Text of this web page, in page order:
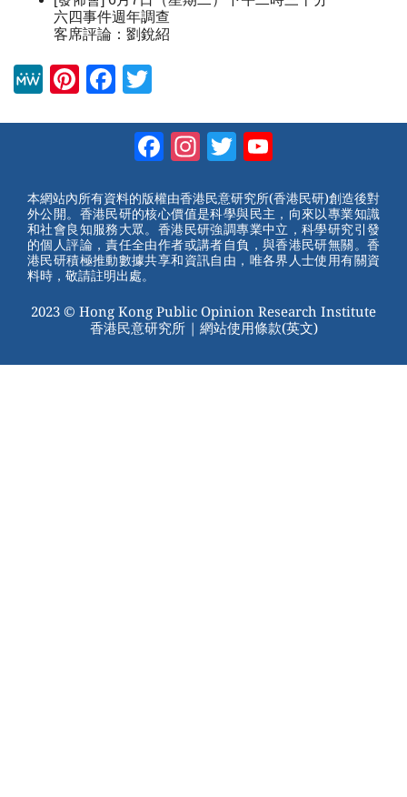
六四事件週年調查
客席評論：劉銳紹
M
Pi
st
F
b
o
o
k
tt
er
Facebook
Instagram
Twitter
本網站內所有資料的版權由香港民意研究所(香港民研)創造後對
外公開。香港民研的核心價值是科學與民主，向來以專業知識
和社會良知服務大眾。香港民研強調專業中立，科學研究引發
的個人評論，責任全由作者或講者自負，與香港民研無關。香
港民研積極推動數據共享和資訊自由，唯各界人士使用有關資
料時，敬請註明出處。
2023 © Hong Kong Public Opinion Research Institute
香港民意研究所 | 網站使用條款(英文)